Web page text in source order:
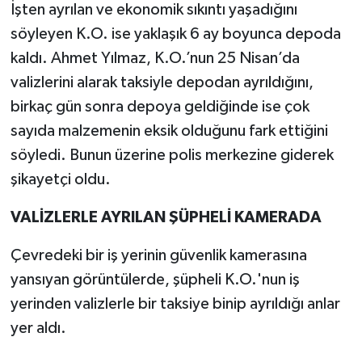
İşten ayrılan ve ekonomik sıkıntı yaşadığını
söyleyen K.O. ise yaklaşık 6 ay boyunca depoda
kaldı. Ahmet Yılmaz, K.O.’nun 25 Nisan’da
valizlerini alarak taksiyle depodan ayrıldığını,
birkaç gün sonra depoya geldiğinde ise çok
sayıda malzemenin eksik olduğunu fark ettiğini
söyledi. Bunun üzerine polis merkezine giderek
şikayetçi oldu.
VALİZLERLE AYRILAN ŞÜPHELİ KAMERADA
Çevredeki bir iş yerinin güvenlik kamerasına
yansıyan görüntülerde, şüpheli K.O.'nun iş
yerinden valizlerle bir taksiye binip ayrıldığı anlar
yer aldı.